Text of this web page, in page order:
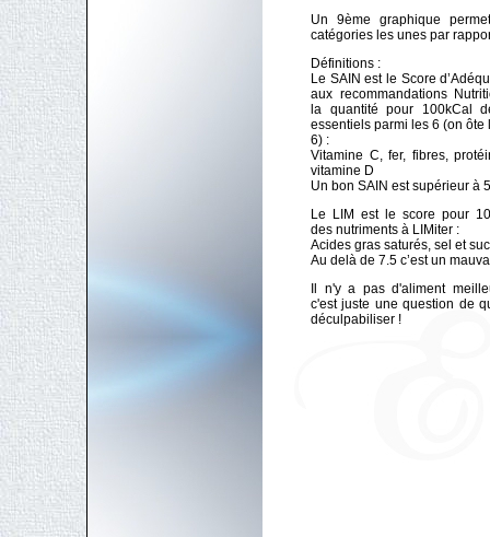
Un 9ème graphique
catégories les unes par
Définitions :
Le SAIN est le Score
aux recommandations
la quantité pour 100kCal
essentiels parmi les 6 (on ôte
6) :
Vitamine C, fer, fibres,
vitamine D
Un bon SAIN est supérieur à 5
Le LIM est le score pour
des nutriments à LIMiter :
Acides gras saturés, sel et
Au delà de 7.5 c’est un
Il n'y a pas d'aliment
c'est juste une question de
déculpabiliser !